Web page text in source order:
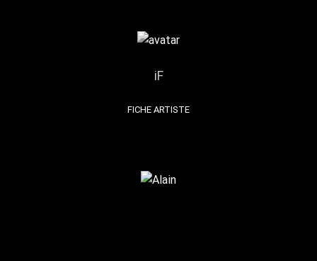
iF
FICHE ARTISTE